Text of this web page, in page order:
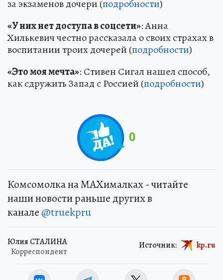
за экзаменов дочери (подробности)
«У них нет доступа в соцсети»: Анна
Хилькевич честно рассказала о своих страхах в
воспитании троих дочерей (подробности)
«Это моя мечта»: Стивен Сигал нашел способ,
как сдружить Запад с Россией (подробности)
0
Комсомолка на MAXималках - читайте
наши новости раньше других в
канале @truekpru
Юлия СТАЛИНА
Корреспондент
Источник: kp.ru